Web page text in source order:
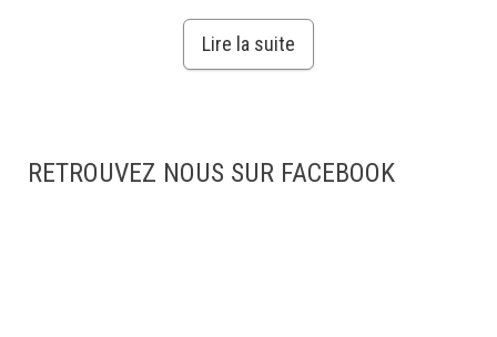
Lire la suite
RETROUVEZ NOUS SUR FACEBOOK